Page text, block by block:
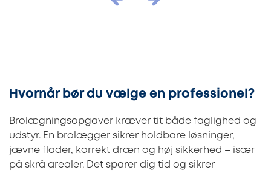
Hvornår bør du vælge en professionel?
Brolægningsopgaver kræver tit både faglighed og
udstyr. En brolægger sikrer holdbare løsninger,
jævne flader, korrekt dræn og høj sikkerhed – især
på skrå arealer. Det sparer dig tid og sikrer